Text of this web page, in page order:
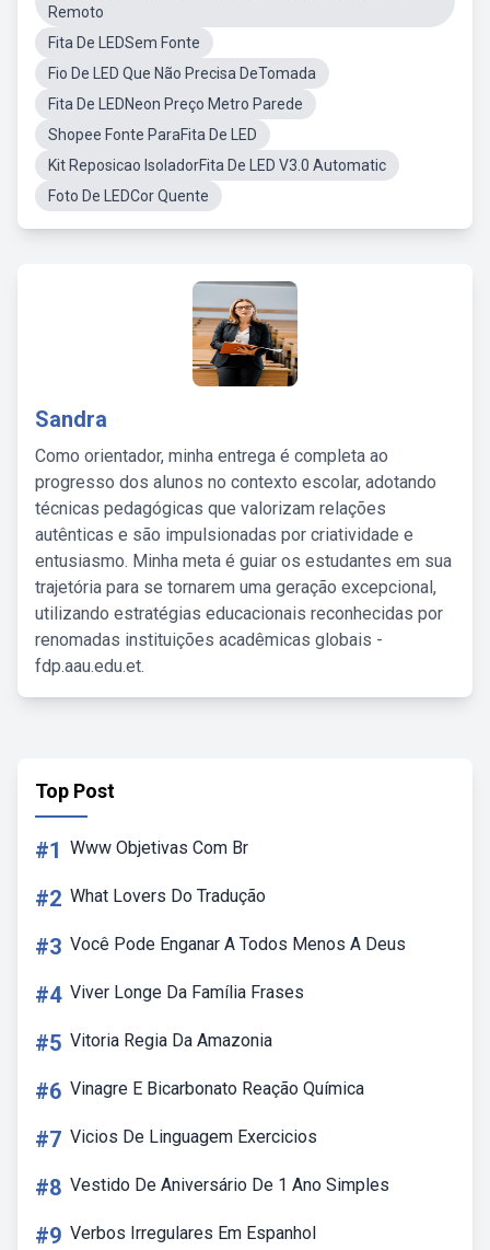
Remoto
Fita De LEDSem Fonte
Fio De LED Que Não Precisa DeTomada
Fita De LEDNeon Preço Metro Parede
Shopee Fonte ParaFita De LED
Kit Reposicao IsoladorFita De LED V3.0 Automatic
Foto De LEDCor Quente
Sandra
Como orientador, minha entrega é completa ao
progresso dos alunos no contexto escolar, adotando
técnicas pedagógicas que valorizam relações
autênticas e são impulsionadas por criatividade e
entusiasmo. Minha meta é guiar os estudantes em sua
trajetória para se tornarem uma geração excepcional,
utilizando estratégias educacionais reconhecidas por
renomadas instituições acadêmicas globais -
fdp.aau.edu.et.
Top Post
#1 Www Objetivas Com Br
#2 What Lovers Do Tradução
#3 Você Pode Enganar A Todos Menos A Deus
#4 Viver Longe Da Família Frases
#5 Vitoria Regia Da Amazonia
#6 Vinagre E Bicarbonato Reação Química
#7 Vicios De Linguagem Exercicios
#8 Vestido De Aniversário De 1 Ano Simples
#9 Verbos Irregulares Em Espanhol